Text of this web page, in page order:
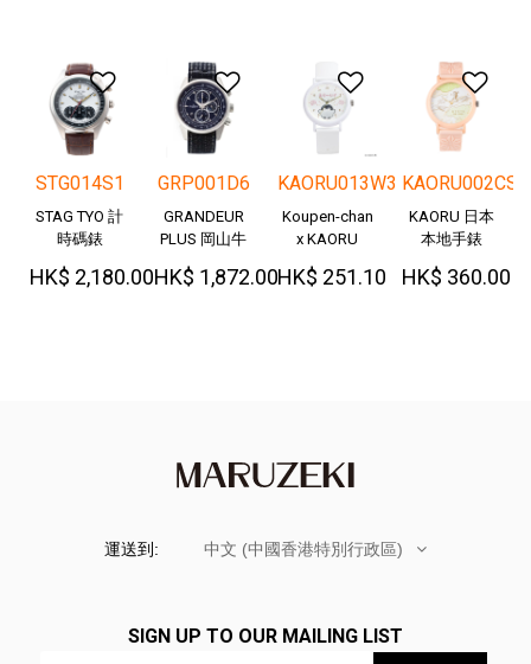
添加到願望清單
STG014S1
STAG TYO 計
時碼錶
HK$ 2,180.00
添加到願望清單
GRP001D6
GRANDEUR
PLUS 岡山牛
仔布
HK$ 1,872.00
添加到願望清
KAORU013W3
Koupen-chan
x KAORU
cheering ver. -
Great!-
HK$ 251.10
添
KAORU002CS
KAORU 日本
本地手錶
HK$ 360.00
運送到: 中文 (中國香港特別行政區)
SIGN UP TO OUR MAILING LIST